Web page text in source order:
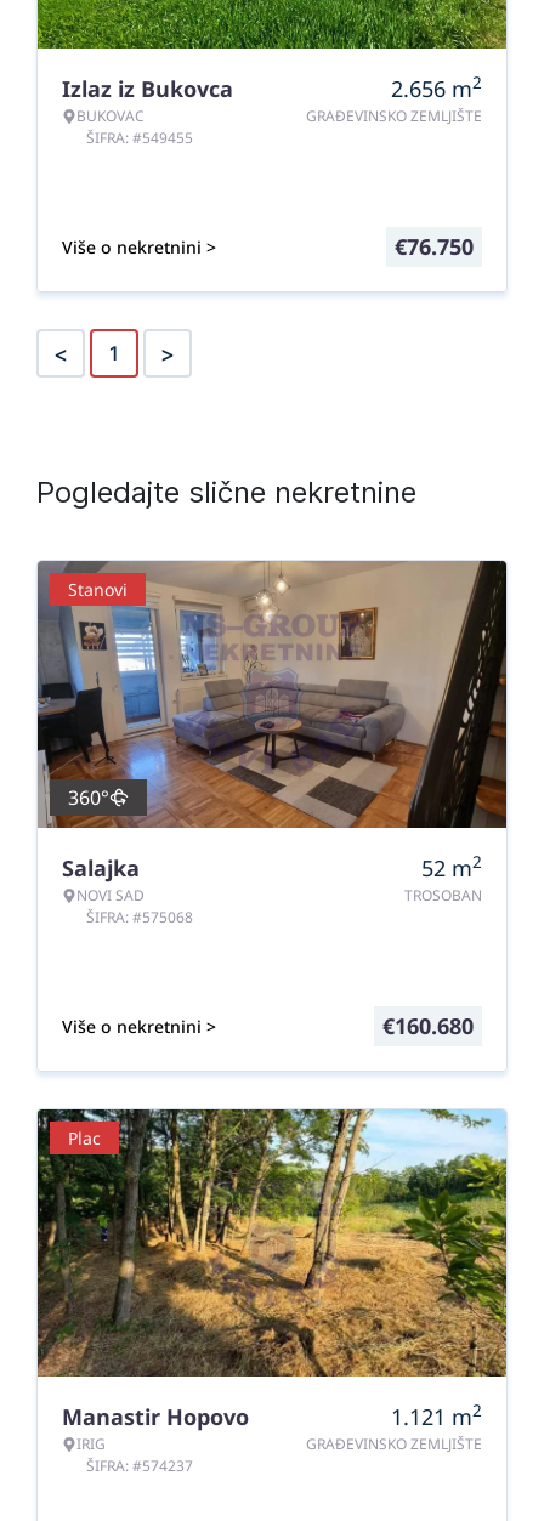
Izlaz iz Bukovca
BUKOVAC
ŠIFRA: #549455
2.656 m2
GRAĐEVINSKO ZEMLJIŠTE
Više o nekretnini > €76.750
< 1 >
Pogledajte slične nekretnine
Stanovi
360°
Salajka
NOVI SAD
ŠIFRA: #575068
52 m2
TROSOBAN
Više o nekretnini > €160.680
Plac
Manastir Hopovo
IRIG
ŠIFRA: #574237
1.121 m2
GRAĐEVINSKO ZEMLJIŠTE